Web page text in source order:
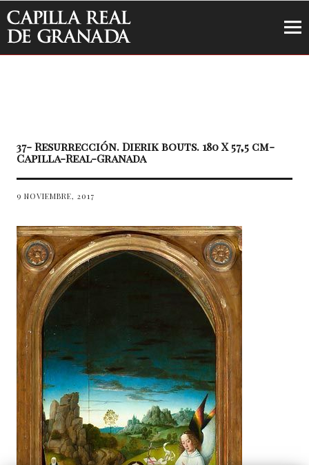
Capilla Real de Granada
37- Resurrección. Dierik bouts. 180 X 57,5 cm-
Capilla-Real-Granada
9 NOVIEMBRE, 2017